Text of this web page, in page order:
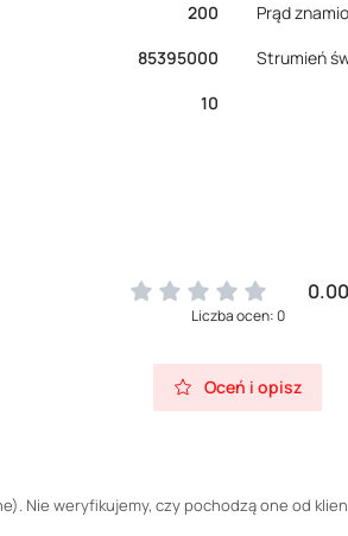
200 Prąd
85395000 Strumień
10
0.00
Liczba ocen: 0
Oceń i opisz
Nie weryfikujemy, czy pochodzą one od